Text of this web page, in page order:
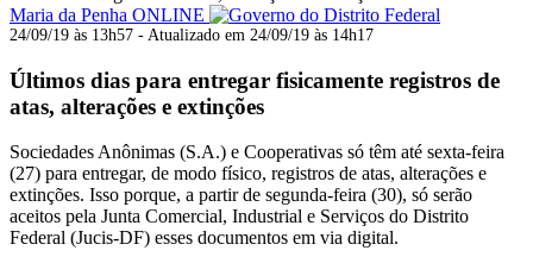
Maria da Penha ONLINE
24/09/19 às 13h57 - Atualizado em 24/09/19 às 14h17
Últimos dias para entregar fisicamente registros de
atas, alterações e extinções
Sociedades Anônimas (S.A.) e Cooperativas só têm até sexta-feira
(27) para entregar, de modo físico, registros de atas, alterações e
extinções. Isso porque, a partir de segunda-feira (30), só serão
aceitos pela Junta Comercial, Industrial e Serviços do Distrito
Federal (Jucis-DF) esses documentos em via digital.